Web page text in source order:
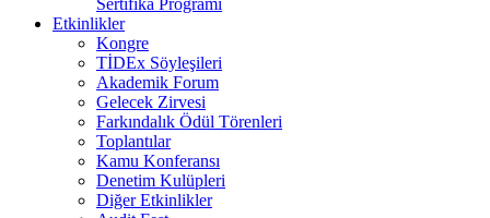
Sertifika Programı
Etkinlikler
Kongre
TİDEx Söyleşileri
Akademik Forum
Gelecek Zirvesi
Farkındalık Ödül Törenleri
Toplantılar
Kamu Konferansı
Denetim Kulüpleri
Diğer Etkinlikler